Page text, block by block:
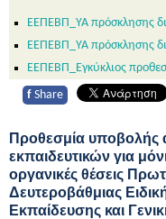
ΕΕΠΕΒΠ_ΥΑ πρόσκλησης
ΕΕΠΕΒΠ_ΥΑ πρόσκλησης
ΕΕΠΕΒΠ_Εγκύκλιος
f Share
Προθεσμία
εκπαιδευτικών για
οργανικές θέσεις
Δευτεροβάθμιας
Εκπαίδευσης και